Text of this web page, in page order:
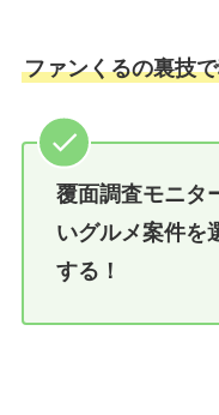
ファンくるの裏技
覆面調査モニタ
いグルメ案件を
する！